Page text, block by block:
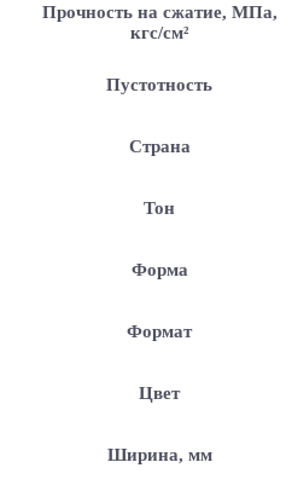
Прочность на сжатие, МПа,
кгс/см²
Пустотность
Страна
Тон
Форма
Формат
Цвет
Ширина, мм